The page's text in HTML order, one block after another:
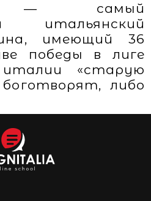
— самый
итальянский
имеющий 36
победы в лиге
«старую
либо